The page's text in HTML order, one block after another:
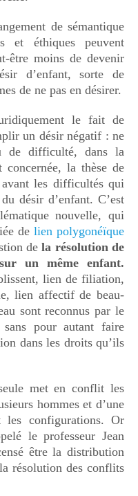
de sémantique
et éthiques peuvent
être moins de devenir
d’enfant, sorte de
de ne pas en désirer.
le fait de
un désir négatif : ne
de difficulté, dans la
la thèse de
les difficultés qui
désir d’enfant. C’est
nouvelle, qui
de lien polygonéïque
dela résolution de
un même enfant.
lien de filiation,
lien affectif de beau-
sont reconnus par le
pour autant faire
dans les droits qu’ils
met en conflit les
hommes et d’une
les configurations. Or
le professeur Jean
être la distribution
résolution des conflits